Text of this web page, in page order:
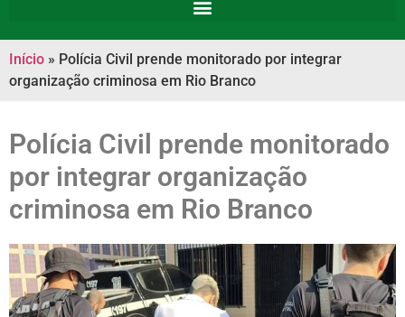
Início » Polícia Civil prende monitorado por integrar
organização criminosa em Rio Branco
Polícia Civil prende monitorado
por integrar organização
criminosa em Rio Branco